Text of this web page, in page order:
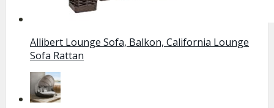
Allibert Lounge Sofa, Balkon, California Lounge
Sofa Rattan